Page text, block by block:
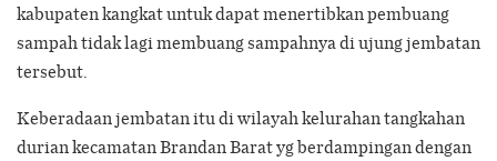
kabupaten kangkat untuk dapat menertibkan pembuang
sampah tidak lagi membuang sampahnya di ujung jembatan
tersebut.
Keberadaan jembatan itu di wilayah kelurahan tangkahan
durian kecamatan Brandan Barat yg berdampingan dengan